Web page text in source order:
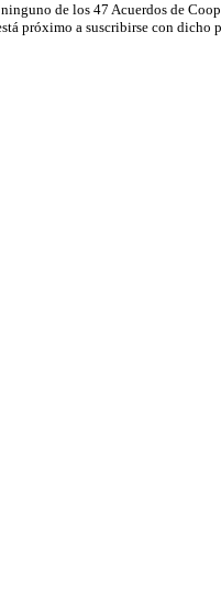
de los 47 Acuerdos de
próximo a suscribirse con dicho